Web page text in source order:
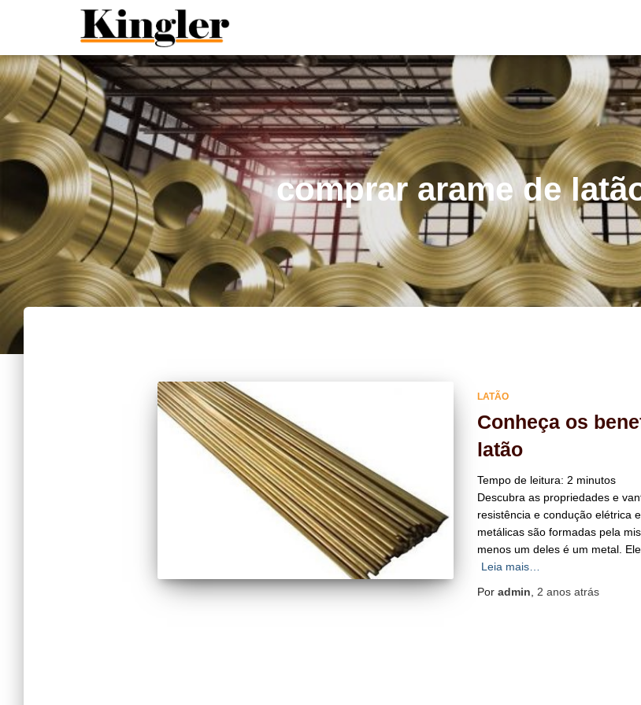
comprar arame de
LATÃO
Conheça os
latão
Tempo de leitura: 2 minutos
Descubra as propriedades e
resistência e condução elétrica
metálicas são formadas pela
menos um deles é um metal.
Leia mais…
Por admin 2 anosatrás